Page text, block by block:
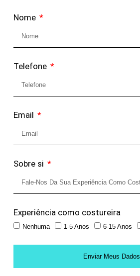
Nome
Telefone
Email
Sobre si
Experiência como costureira
Nenhuma 1-5 Anos 6-15 Anos
Enviar Meus Dados